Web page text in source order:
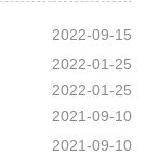
2022-09-15
2022-01-25
2022-01-25
2021-09-10
2021-09-10